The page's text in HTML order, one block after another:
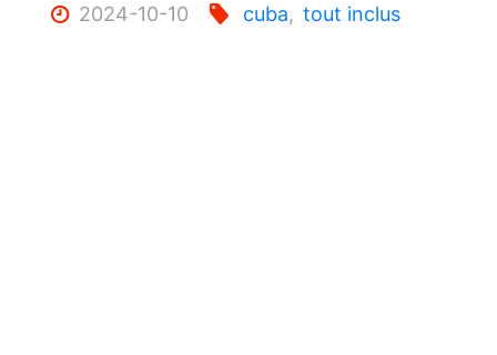
2024-10-10 cuba, tout inclus